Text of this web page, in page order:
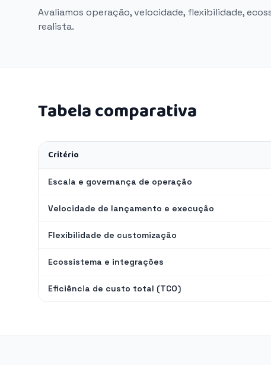
Avaliamos operação, velocidade, flexibilidade,
realista.
Tabela comparativa
Critério
Escala e governança de operação
Velocidade de lançamento e execução
Flexibilidade de customização
Ecossistema e integrações
Eficiência de custo total (TCO)